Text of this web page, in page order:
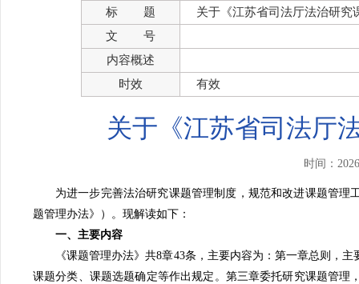
标 题
关于《江苏省司法厅法治研究
文 号
内容概述
时效
有效
关于《江苏省司法厅
时间：
为进一步完善法治研究课题管理制度，规范和改进课题管
题管理办法》）。现解读如下：
一、主要内容
《课题管理办法》共8章43条，主要内容为：第一章总则，
课题分类、课题选题确定等作出规定。第三章委托研究课题管